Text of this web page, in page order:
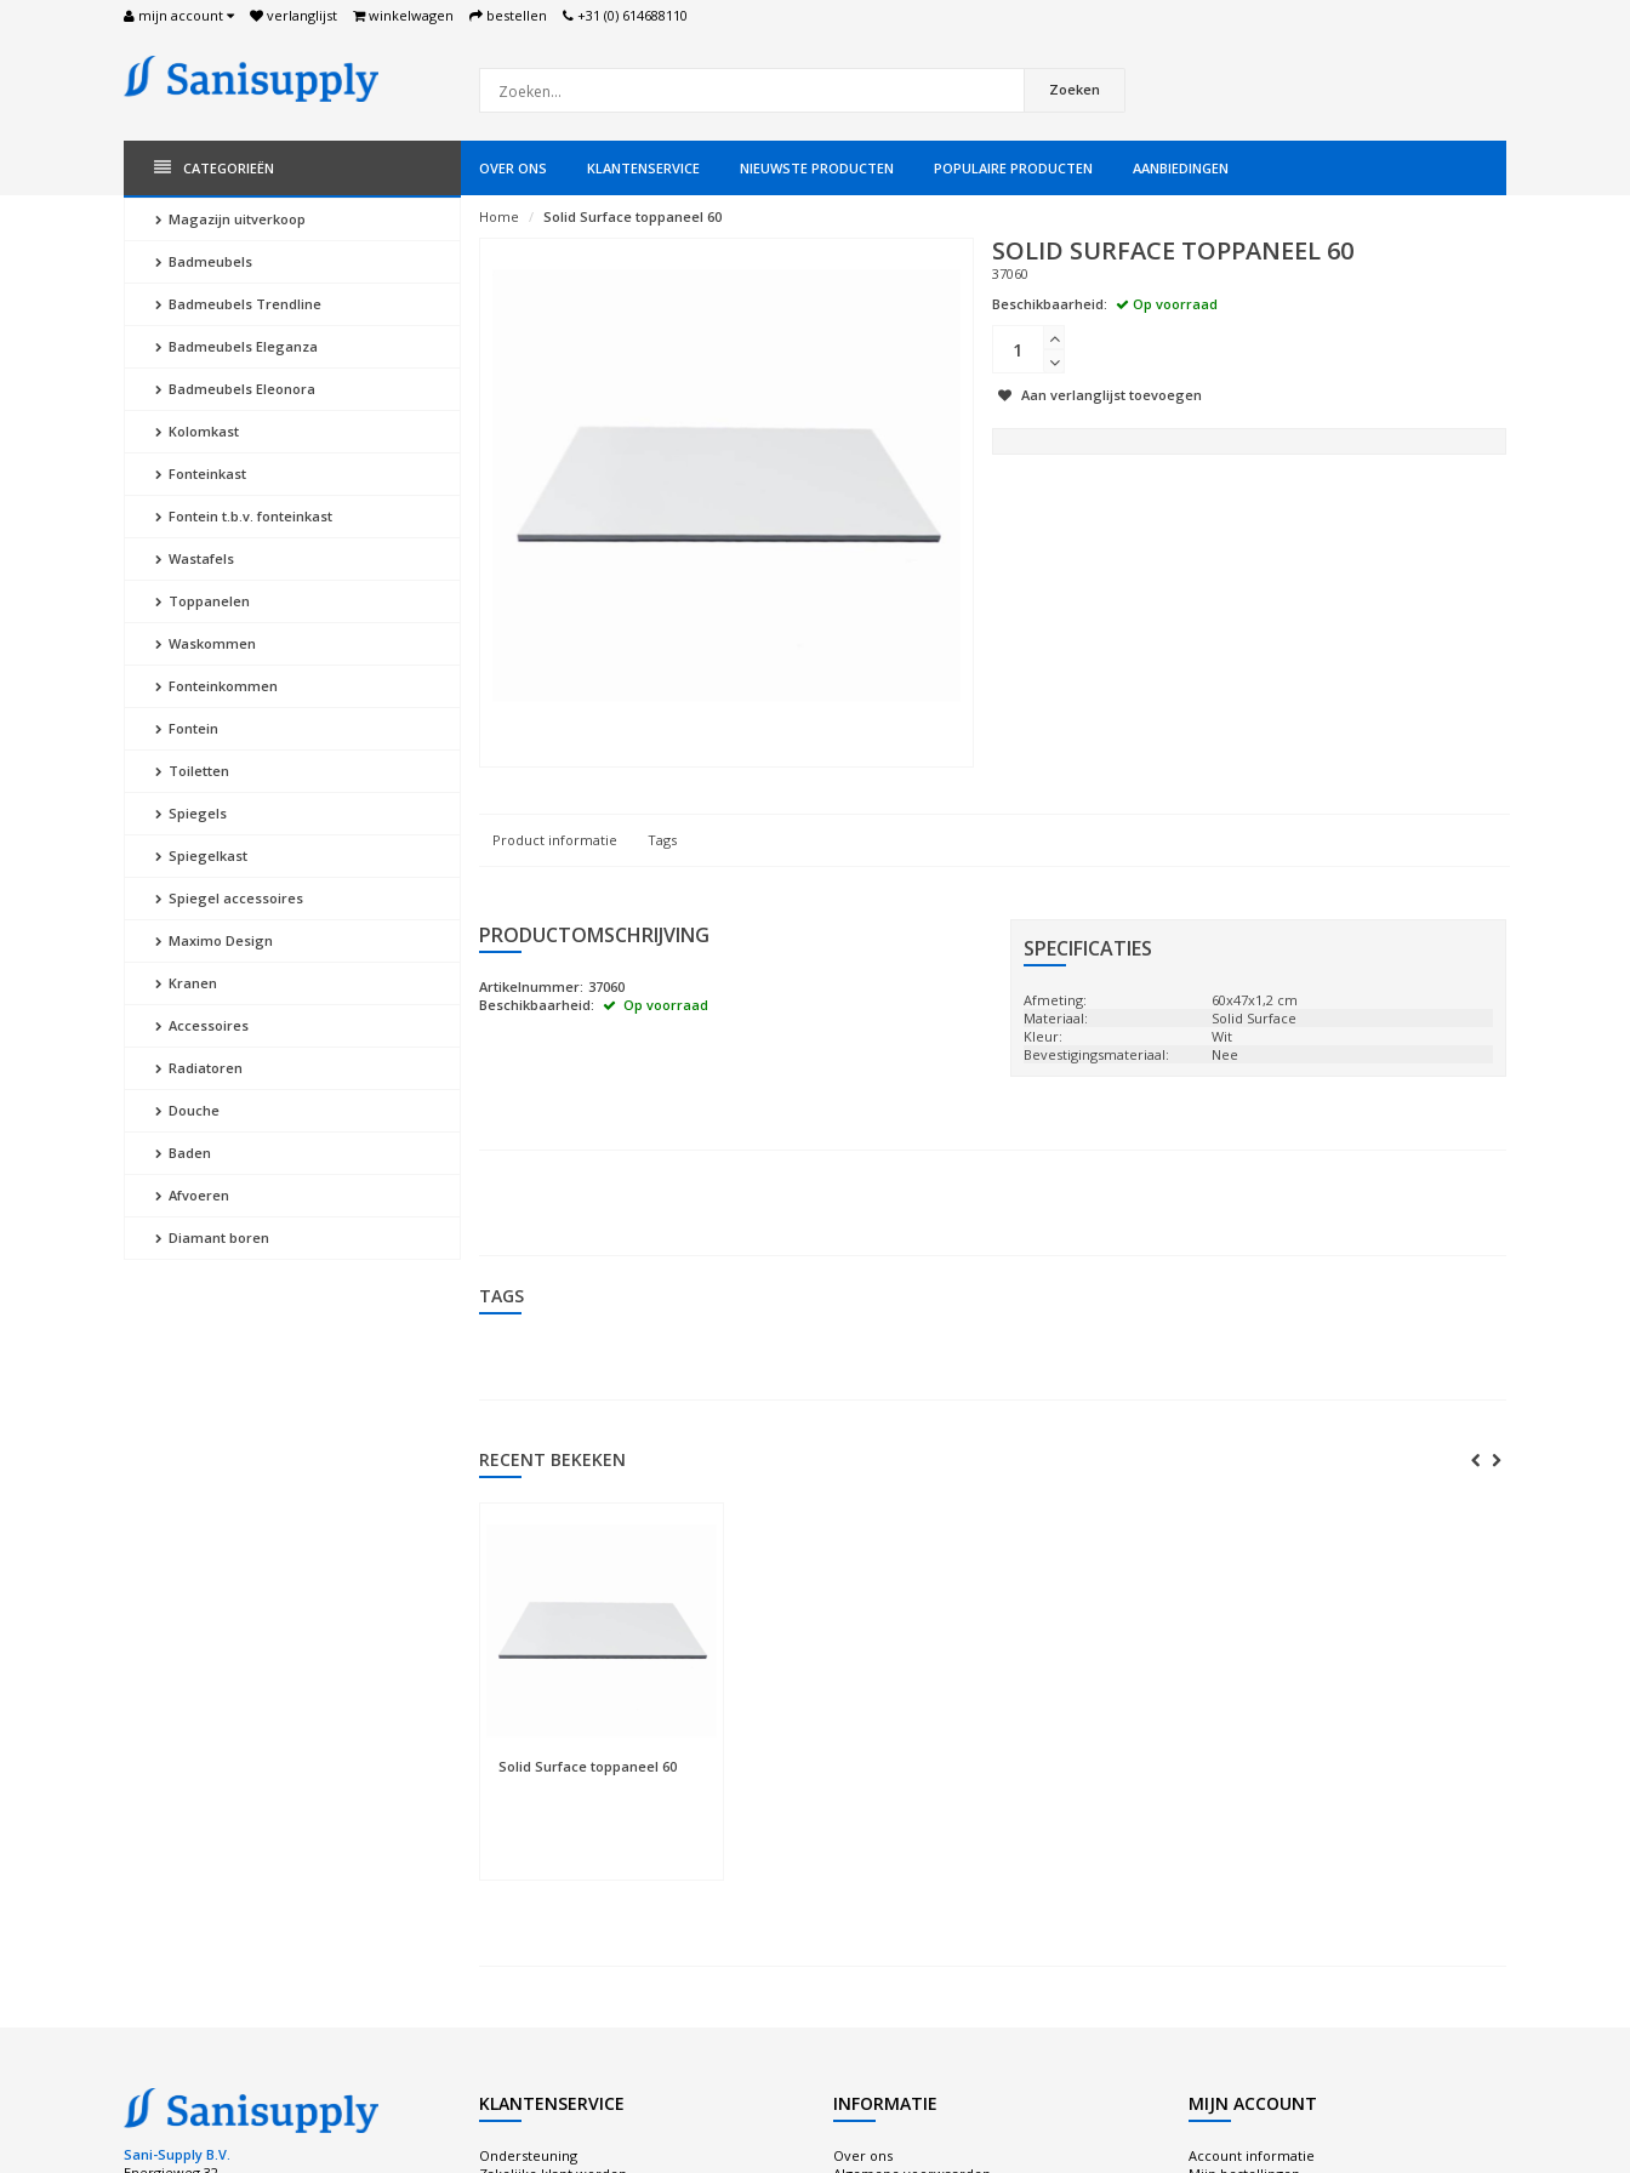
mijn account verlanglijst winkelwagen bestellen +31 (0) 614688110
Zoeken
CATEGORIEËN OVER ONS KLANTENSERVICE NIEUWSTE PRODUCTEN POPULAIRE PRODUCTEN AANBIEDINGEN
Magazijn uitverkoop
Badmeubels
Badmeubels Trendline
Badmeubels Eleganza
Badmeubels Eleonora
Kolomkast
Fonteinkast
Fontein t.b.v. fonteinkast
Wastafels
Toppanelen
Waskommen
Fonteinkommen
Fontein
Toiletten
Spiegels
Spiegelkast
Spiegel accessoires
Maximo Design
Kranen
Accessoires
Radiatoren
Douche
Baden
Afvoeren
Diamant boren
Home Solid Surface toppaneel 60
SOLID SURFACE TOPPANEEL 60
37060
Beschikbaarheid:
Op voorraad
Aan verlanglijst toevoegen
Product informatie Tags
PRODUCTOMSCHRIJVING
Artikelnummer: 37060
Beschikbaarheid:
Op voorraad
SPECIFICATIES
Afmeting:
60x47x1,2 cm
Materiaal:
Solid Surface
Kleur:
Wit
Bevestigingsmateriaal:
Nee
TAGS
RECENT BEKEKEN
Solid Surface toppaneel 60
Sani-Supply B.V.
KLANTENSERVICE
Ondersteuning
INFORMATIE
Over ons
MIJN ACCOUNT
Account informatie